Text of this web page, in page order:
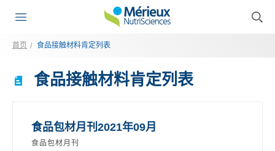
首页 食品接触材料肯定列表
食品接触材料肯定列表
食品包材月刊2021年09月
食品包材月刊